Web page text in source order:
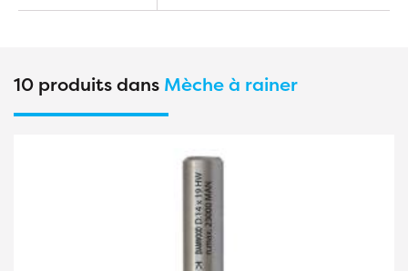
10 produits dans Mèche à rainer